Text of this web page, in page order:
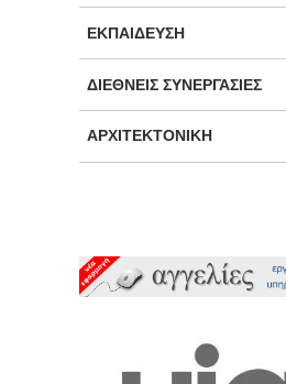
ΕΚΠΑΊΔΕΥΣΗ
ΔΙΕΘΝΕΊΣ ΣΥΝΕΡΓΑΣΊΕΣ
ΑΡΧΙΤΕΚΤΟΝΙΚΉ